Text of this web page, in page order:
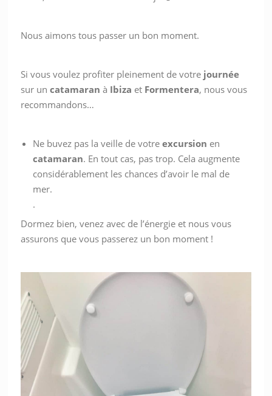
Nous aimons tous passer un bon moment.
Si vous voulez profiter pleinement de votre journée
sur uncatamaran à Ibiza et Formentera, nous vous
recommandons…
Ne buvez pas la veille de votreexcursion en
catamaran. En tout cas, pas trop. Cela augmente
considérablement les chances d’avoir le mal de
mer.
.
Dormez bien, venez avec de l’énergie et nous vous
assurons que vous passerez un bon moment !